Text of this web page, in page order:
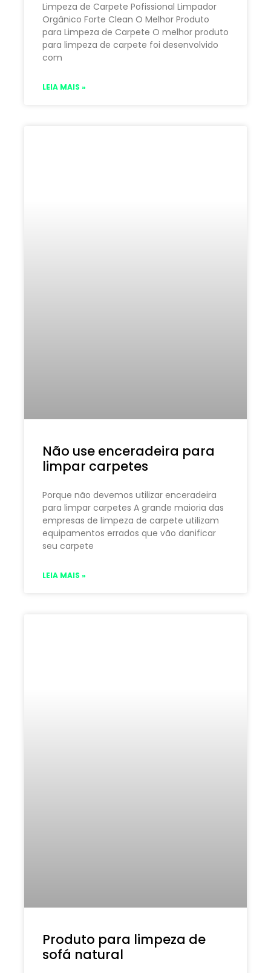
Limpeza de Carpete Pofissional Limpador
Orgânico Forte Clean O Melhor Produto
para Limpeza de Carpete O melhor produto
para limpeza de carpete foi desenvolvido
com
LEIA MAIS »
Não use enceradeira para
limpar carpetes
Porque não devemos utilizar enceradeira
para limpar carpetes A grande maioria das
empresas de limpeza de carpete utilizam
equipamentos errados que vão danificar
seu carpete
LEIA MAIS »
Produto para limpeza de
sofá natural